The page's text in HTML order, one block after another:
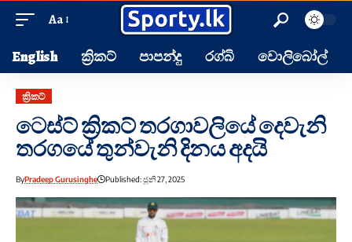
Aa
English ක්‍රිකට් පාපන්දු රග්බි වොලිබෝල්
ක්‍රිකට්
ටෙස්ට් ක්‍රිකට් තරගාවලියේ දෙවැනි
තරගයේ තුන්වැනි දිනය අදයි
ByPradeep Gurusinghe Published: ජූනි 27, 2025